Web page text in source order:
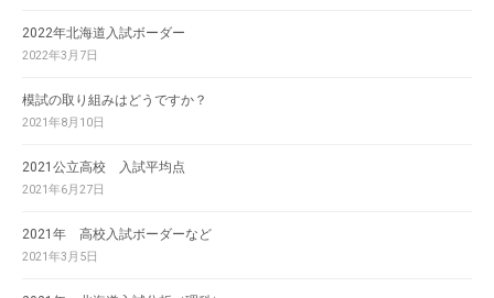
2022年北海道入試ボーダー
2022年3月7日
模試の取り組みはどうですか？
2021年8月10日
2021公立高校 入試平均点
2021年6月27日
2021年 高校入試ボーダーなど
2021年3月5日